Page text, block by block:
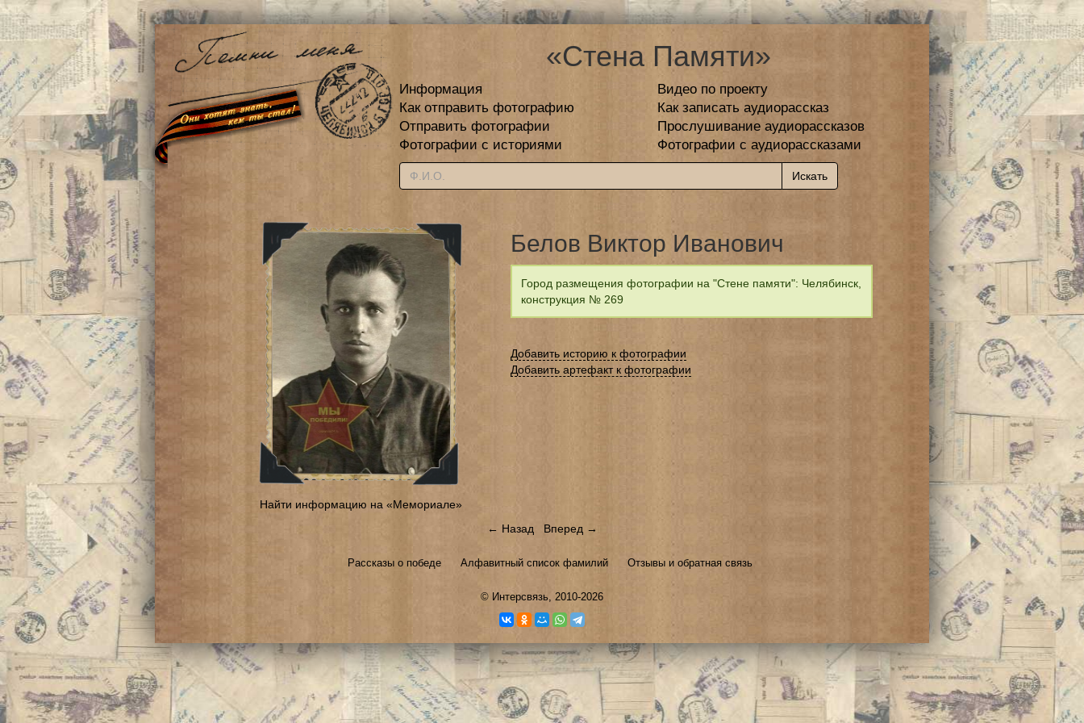
«Стена Памяти»
Информация
Видео по проекту
Как отправить фотографию
Как записать аудиорассказ
Отправить фотографии
Прослушивание аудиорассказов
Фотографии с историями
Фотографии с аудиорассказами
Найти информацию на «Мемориале»
Белов Виктор Иванович
Город размещения фотографии на "Стене памяти": Челябинск,
конструкция № 269
Добавить историю к фотографии
Добавить артефакт к фотографии
← Назад Вперед →
Рассказы о победе Алфавитный список фамилий Отзывы и обратная связь
© Интерсвязь, 2010-2026